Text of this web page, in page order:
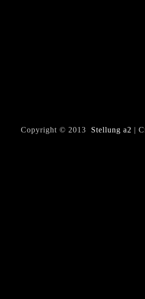
Copyright © 2013 Stellung a2 |